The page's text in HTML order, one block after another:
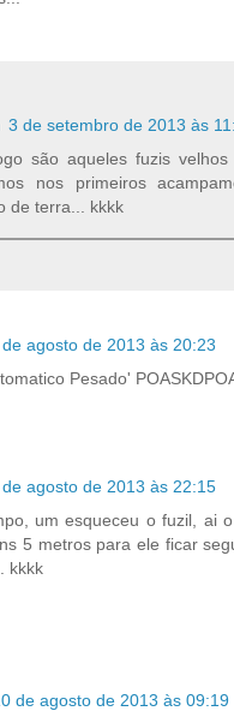
3 de setembro de 2013 às
são aqueles fuzis
nos primeiros
de terra... kkkk
de agosto de 2013 às 20:23
Pesado'
agosto de 2013 às 22:15
um esqueceu o fuzil, ai
5 metros para ele ficar
kkkk
de agosto de 2013 às 09:19